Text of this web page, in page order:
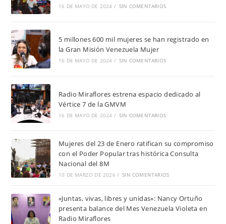
16 DE MAYO DE 2024 / SIN COMENTARIOS
5 millones 600 mil mujeres se han registrado en
la Gran Misión Venezuela Mujer
16 DE MAYO DE 2024 / SIN COMENTARIOS
Radio Miraflores estrena espacio dedicado al
Vértice 7 de la GMVM
16 DE MAYO DE 2024 / SIN COMENTARIOS
Mujeres del 23 de Enero ratifican su compromiso
con el Poder Popular tras histórica Consulta
Nacional del 8M
10 DE MARZO DE 2026 / SIN COMENTARIOS
«Juntas, vivas, libres y unidas»: Nancy Ortuño
presenta balance del Mes Venezuela Violeta en
Radio Miraflores